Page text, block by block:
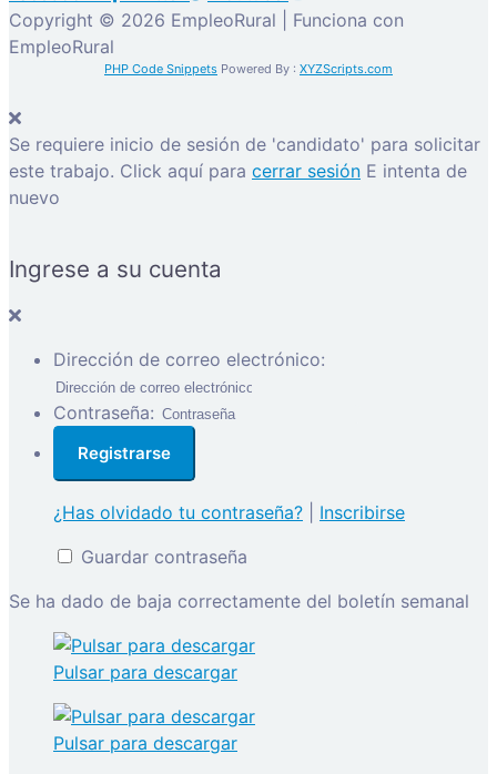
Copyright © 2026 EmpleoRural | Funciona con
EmpleoRural
PHP Code Snippets Powered By : XYZScripts.com
Se requiere inicio de sesión de 'candidato' para solicitar
este trabajo. Click aquí para cerrar sesión E intenta de
nuevo
Ingrese a su cuenta
Dirección de correo electrónico:
Contraseña:
¿Has olvidado tu contraseña?
Inscribirse
Guardar contraseña
Se ha dado de baja correctamente del boletín semanal
Pulsar para descargar
Pulsar para descargar